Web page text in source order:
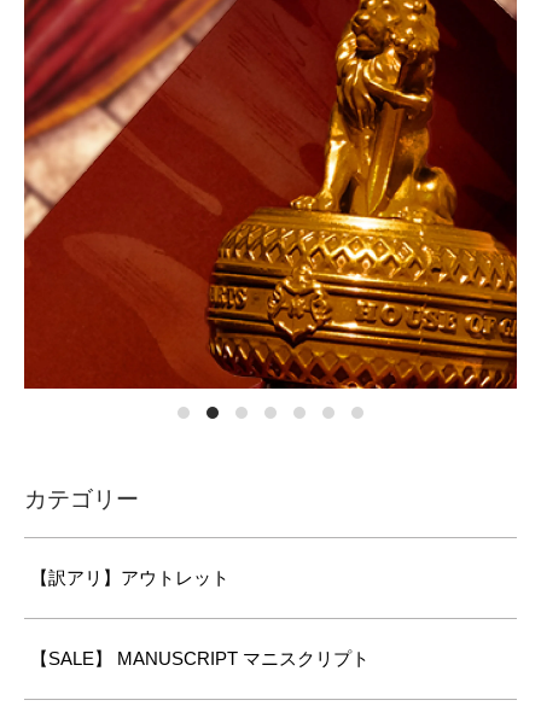
カテゴリー
【訳アリ】アウトレット
【SALE】 MANUSCRIPT マニスクリプト